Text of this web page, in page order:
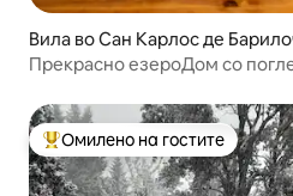
Вила во Сан Карлос де
Прекрасно езероДом со
Меѓу најуспешните „Омилени
Омилено на гостите